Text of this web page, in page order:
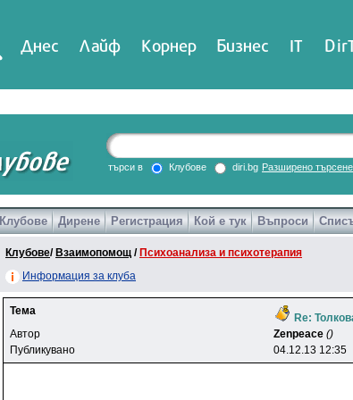
Днес Лайф Корнер Бизнес IT
търси в Клубове diri.bg Разширено търсене
Клубове Дирене Регистрация Кой е тук Въпроси
Клубове/ Взаимопомощ / Психоанализа и психотерапия
Информация за клуба
Тема
Re:
Автор Zenpeace ()
Публикувано
04.12.13 12:35